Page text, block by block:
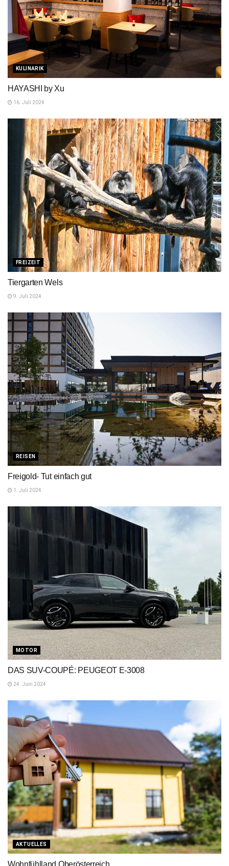
KULINARIK
HAYASHI by Xu
16. Juli 2024
FREIZEIT
Tiergarten Wels
9. Juli 2024
REISEN
Freigold- Tut einfach gut
1. Juli 2024
MOTOR
DAS SUV-COUPÉ: PEUGEOT E-3008
24. Juni 2024
AKTUELLES
Wohnfühlland Oberösterreich